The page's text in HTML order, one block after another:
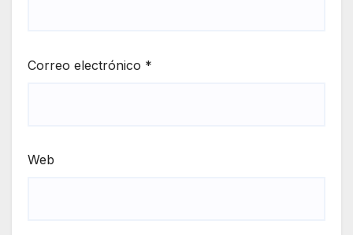
Correo electrónico *
Web